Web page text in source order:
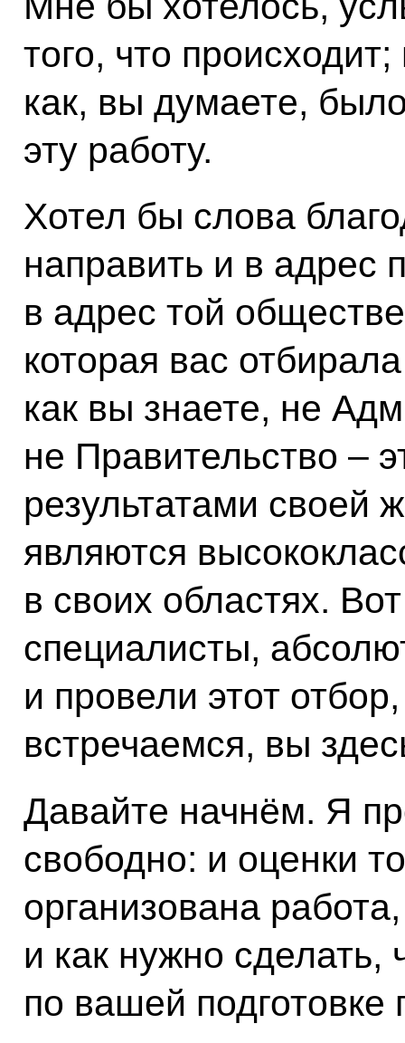
того, что
как, вы думаете,
эту работу.
Хотел бы слова
направить и в адрес
в адрес той
которая вас
как вы знаете, не
не Правительство –
результатами своей
являются
в своих областях.
специалисты,
и провели этот
встречаемся, вы
Давайте начнём. Я
свободно: и оценки
организована
и как нужно сделать,
по вашей подготовке